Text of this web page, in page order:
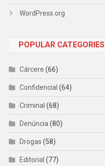
WordPress.org
POPULAR CATEGORIES
Cárcere (66)
Confidencial (64)
Criminal (68)
Denúncia(80)
Drogas (58)
Editorial (77)